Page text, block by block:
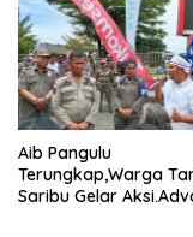
Aib Pangulu
Terungkap,Warga
Saribu Gelar